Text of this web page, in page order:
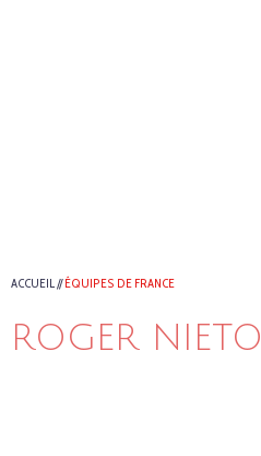
ACCUEIL//ÉQUIPES DE FRANCE
ROGER NIETO